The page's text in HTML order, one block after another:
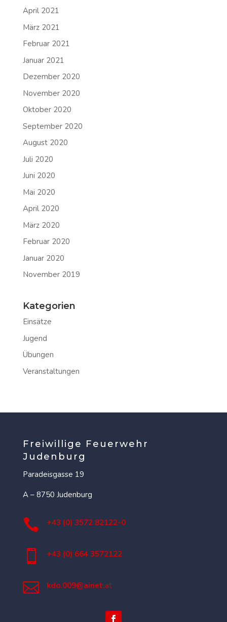
April 2021
März 2021
Februar 2021
Januar 2021
Dezember 2020
November 2020
Oktober 2020
September 2020
August 2020
Juli 2020
Juni 2020
Mai 2020
April 2020
März 2020
Februar 2020
Januar 2020
November 2019
Kategorien
Einsätze
Jugend
Übungen
Veranstaltungen
Freiwillige Feuerwehr
Judenburg
Paradeisgasse 19
A – 8750 Judenburg
 +43 (0) 3572 82122-0
 +43 (0) 664 3572122
 kdo.009@ainet.at